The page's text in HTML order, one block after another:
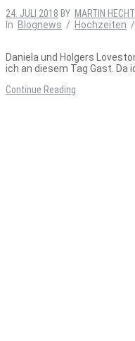
24. JULI 2018 BY MARTIN HECHT
In Blognews / Hochzeiten /
Daniela und Holgers
ich an diesem Tag Gast. Da
Continue Reading